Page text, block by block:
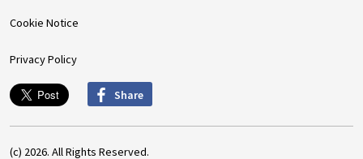
Cookie Notice
Privacy Policy
Share
(c) 2026. All Rights Reserved.